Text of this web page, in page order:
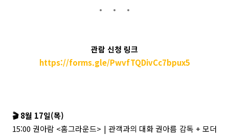
관람 신청 링크
https://forms.gle/PwvfTQDivCc7bpux5
🎬 8월 17일(목)
15:00 권아람 <홈그라운드> | 관객과의 대화 권아름 감독 + 모더